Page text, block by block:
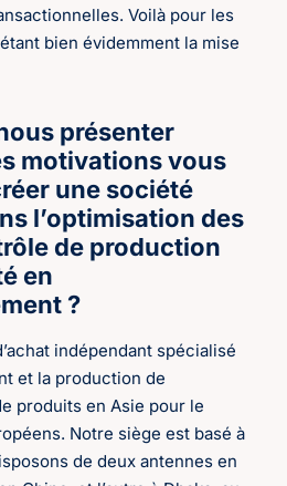
Voilà pour les
bien évidemment la mise
présenter
motivations vous
une société
l’optimisation des
de production
en
?
indépendant spécialisé
et la production de
produits en Asie pour le
Notre siège est basé à
de deux antennes en